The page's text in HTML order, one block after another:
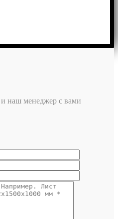
наш менеджер с вами